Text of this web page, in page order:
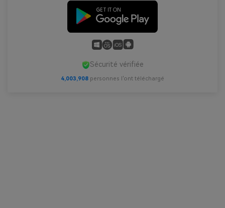
Sécurité vérifiée
4,003,910 personnes l'ont téléchargé